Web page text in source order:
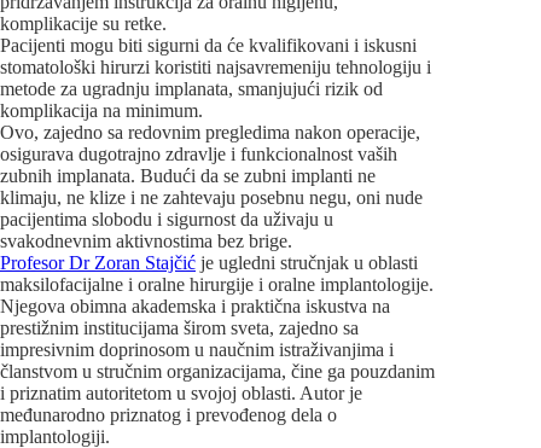
komplikacije su retke.
Pacijenti mogu biti sigurni da će kvalifikovani i iskusni
stomatološki hirurzi koristiti najsavremeniju tehnologiju i
metode za ugradnju implanata, smanjujući rizik od
komplikacija na minimum.
Ovo, zajedno sa redovnim pregledima nakon operacije,
osigurava dugotrajno zdravlje i funkcionalnost vaših
zubnih implanata. Budući da se zubni implanti ne
klimaju, ne klize i ne zahtevaju posebnu negu, oni nude
pacijentima slobodu i sigurnost da uživaju u
svakodnevnim aktivnostima bez brige.
Profesor Dr Zoran Stajčić je ugledni stručnjak u oblasti
maksilofacijalne i oralne hirurgije i oralne implantologije.
Njegova obimna akademska i praktična iskustva na
prestižnim institucijama širom sveta, zajedno sa
impresivnim doprinosom u naučnim istraživanjima i
članstvom u stručnim organizacijama, čine ga pouzdanim
i priznatim autoritetom u svojoj oblasti. Autor je
međunarodno priznatog i prevođenog dela o
implantologiji.